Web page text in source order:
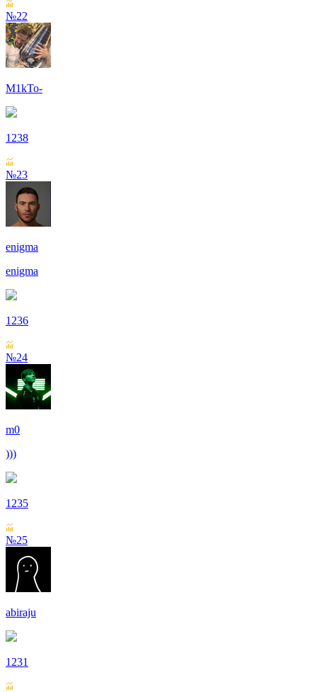
№22
M1kTo-
1238
№23
enigma
enigma
1236
№24
m0
)))
1235
№25
abiraju
1231